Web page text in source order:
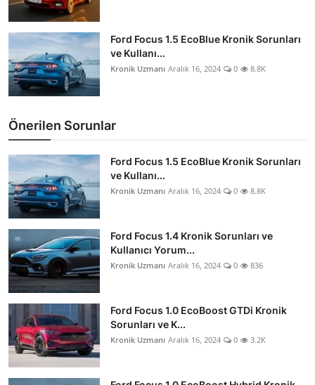
Ford Focus 1.5 EcoBlue Kronik Sorunları
ve Kullanı...
Kronik Uzmanı Aralık 16, 2024 0 8.8K
Önerilen Sorunlar
Ford Focus 1.5 EcoBlue Kronik Sorunları
ve Kullanı...
Kronik Uzmanı Aralık 16, 2024 0 8.8K
Ford Focus 1.4 Kronik Sorunları ve
Kullanıcı Yorum...
Kronik Uzmanı Aralık 16, 2024 0 836
Ford Focus 1.0 EcoBoost GTDi Kronik
Sorunları ve K...
Kronik Uzmanı Aralık 16, 2024 0 3.2K